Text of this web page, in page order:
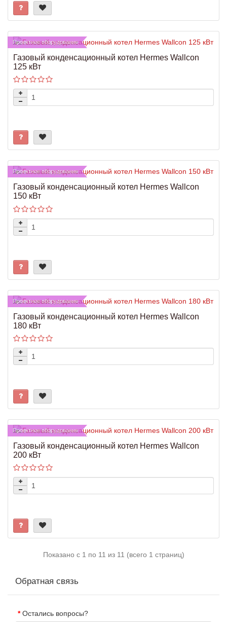
Проектное оборудование
Газовый конденсационный котел Hermes Wallcon
125 кВт
Проектное оборудование
Газовый конденсационный котел Hermes Wallcon
150 кВт
Проектное оборудование
Газовый конденсационный котел Hermes Wallcon
180 кВт
Проектное оборудование
Газовый конденсационный котел Hermes Wallcon
200 кВт
Показано с 1 по 11 из 11 (всего 1 страниц)
Обратная связь
Остались вопросы?